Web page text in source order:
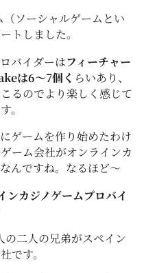
ソーシャルゲームとい
トしました。
バイダーはフィーチャー
は6～7個く らいあり、
るのでより楽しく感じて
。
ゲームを作り始めたわけ
ーム会社がオンラインカ
んですね。なるほど～
ンカジノゲームプロバイ
二人の兄弟がスペイン
です。